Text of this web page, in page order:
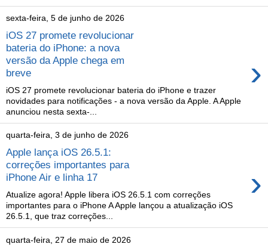
sexta-feira, 5 de junho de 2026
iOS 27 promete revolucionar
bateria do iPhone: a nova
versão da Apple chega em
breve
›
iOS 27 promete revolucionar bateria do iPhone e trazer
novidades para notificações - a nova versão da Apple. A Apple
anunciou nesta sexta-...
quarta-feira, 3 de junho de 2026
Apple lança iOS 26.5.1:
correções importantes para
iPhone Air e linha 17
›
Atualize agora! Apple libera iOS 26.5.1 com correções
importantes para o iPhone A Apple lançou a atualização iOS
26.5.1, que traz correções...
quarta-feira, 27 de maio de 2026